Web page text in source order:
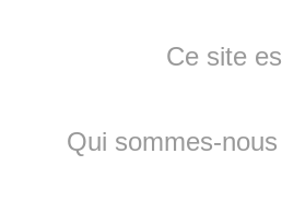
Ce site
Qui sommes-